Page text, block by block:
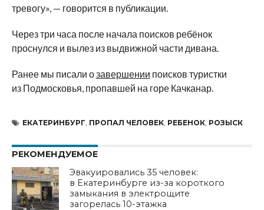
тревогу», — говорится в публикации.
Через три часа после начала поисков ребёнок
проснулся и вылез из выдвижной части дивана.
Ранее мы писали озавершении поисков туристки
из Подмосковья, пропавшей на горе Качканар.
ЕКАТЕРИНБУРГ ПРОПАЛ ЧЕЛОВЕК, РЕБЕНОК, РОЗЫСК
РЕКОМЕНДУЕМОЕ
Эвакуировались 35 человек:
в Екатеринбурге из-за короткого
замыкания в электрощите
загорелась 10-этажка